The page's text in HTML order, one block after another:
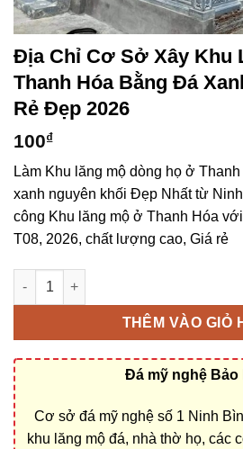
Địa Chỉ Cơ Sở Xây Khu
Thanh Hóa Bằng Đá
Rẻ Đẹp 2026
100₫
Làm Khu lăng mộ dòng họ ở
xanh nguyên khối Đẹp Nhất từ
công Khu lăng mộ ở Thanh Hóa
T08, 2026, chất lượng cao, Giá rẻ
Địa chỉ cơ sở xây Khu lăng mộ đẹp
THÊM VÀO GIỎ
Đá mỹ nghệ Bảo
Cơ sở đá mỹ nghệ số 1 Ninh
khu lăng mộ đá, nhà thờ họ, các